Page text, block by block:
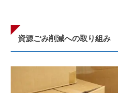
資源ごみ削減への取り組み